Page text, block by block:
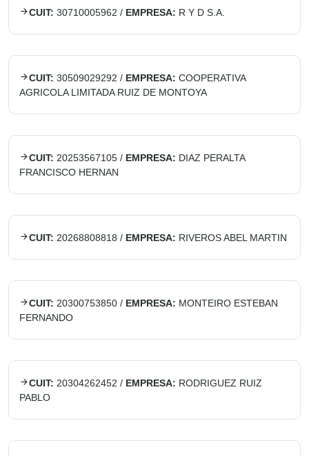
CUIT: 30710005962 / EMPRESA: R Y D S.A.
CUIT: 30509029292 / EMPRESA: COOPERATIVA
AGRICOLA LIMITADA RUIZ DE MONTOYA
CUIT: 20253567105 / EMPRESA: DIAZ PERALTA
FRANCISCO HERNAN
CUIT: 20268808818 / EMPRESA: RIVEROS ABEL MARTIN
CUIT: 20300753850 / EMPRESA: MONTEIRO ESTEBAN
FERNANDO
CUIT: 20304262452 / EMPRESA: RODRIGUEZ RUIZ
PABLO